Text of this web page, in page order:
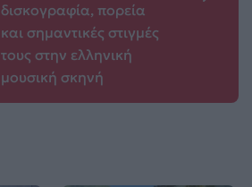
δισκογραφία, πορεία
και σημαντικές στιγμές
τους στην ελληνική
μουσική σκηνή